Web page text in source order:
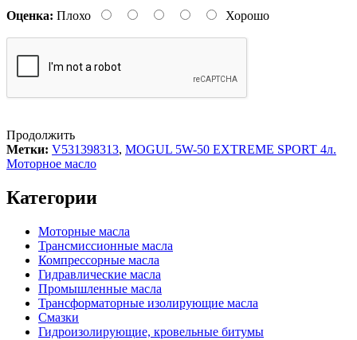
Оценка: Плохо Хорошо
Продолжить
Метки: V531398313, MOGUL 5W-50 EXTREME SPORT 4л.
Моторное масло
Категории
Моторные масла
Трансмиссионные масла
Компрессорные масла
Гидравлические масла
Промышленные масла
Трансформаторные изолирующие масла
Смазки
Гидроизолирующие, кровельные битумы